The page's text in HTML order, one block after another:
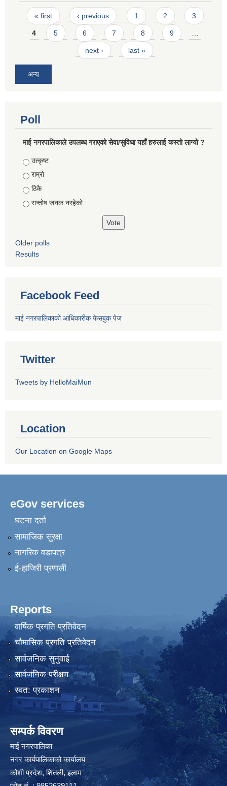
Pages
« first ‹ previous 1 2 3
4 5 6 7 8 9 …
next › last »
अन्य
Poll
माई नगरपालिकाले उपलब्ध गराएको सेवा/सुविधा यहाँ हरुलाई कस्तो लाग्यो ?
Choices
उत्कृष्ट
राम्रो
ठिकै
सन्तोष जनक नरहेको
Older polls
Results
Facebook Feed
माई नगरपालिकाको आधिकारीक फेसबुक पेज
Twitter
Tweets by HelloMaiMun
Location
Our Location on Google Maps
eGov services
घटना दर्ता
सामाजिक सुरक्षा
नागरिक वडापत्र
ई-हाजिरी प्रणाली
Reports
वार्षिक प्रगति प्रतिवेदन
चौमासिक प्रगति प्रतिवेदन
सार्वजनिक सुनुवाई
सार्वजनिक परीक्षण
स्वत: प्रकाशन
सम्पर्क विवरण
माई नगरपालिका
नगर कार्यपालिकाको कार्यालय
कोशी प्रदेश, शितली, इलाम